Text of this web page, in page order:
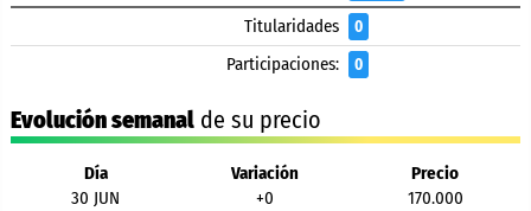
Titularidades 0
Participaciones: 0
Evolución semanal de su precio
Día Variación
Precio
30 JUN
+0
170.000